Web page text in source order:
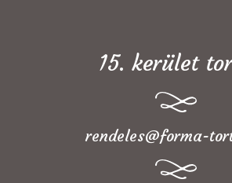
15. kerület
rendeles@forma-